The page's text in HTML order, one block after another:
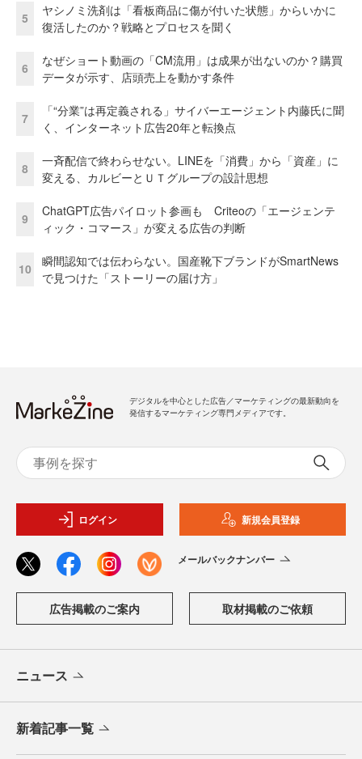
5
ヤシノミ洗剤は「看板商品に傷が付いた状態」からいかに
復活したのか？戦略とプロセスを聞く
6
なぜショート動画の「CM流用」は成果が出ないのか？購買
データが示す、店頭売上を動かす条件
7
「“分業”は再定義される」サイバーエージェント内藤氏に聞
く、インターネット広告20年と転換点
8
一斉配信で終わらせない。LINEを「消費」から「資産」に
変える、カルビーとＵＴグループの設計思想
9
ChatGPT広告パイロット参画も Criteoの「エージェンテ
ィック・コマース」が変える広告の判断
10
瞬間認知では伝わらない。国産靴下ブランドがSmartNews
で見つけた「ストーリーの届け方」
デジタルを中心とした広告／マーケティングの最新動向を
発信するマーケティング専門メディアです。
ログイン 新規会員登録
メールバックナンバー
広告掲載のご案内 取材掲載のご依頼
ニュース
新着記事一覧